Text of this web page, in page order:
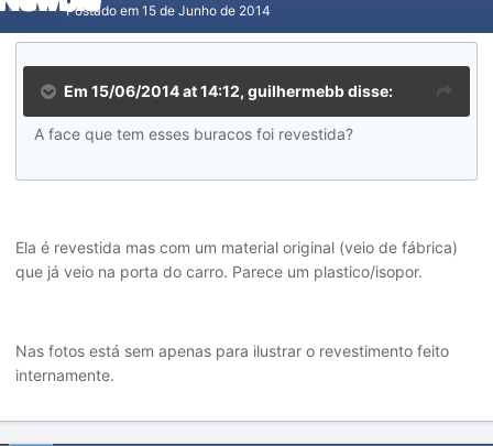
Postado em 15 de Junho de 2014
Em 15/06/2014 at 14:12, guilhermebb disse:
A face que tem esses buracos foi revestida?
Ela é revestida mas com um material original (veio de fábrica)
que já veio na porta do carro. Parece um plastico/isopor.
Nas fotos está sem apenas para ilustrar o revestimento feito
internamente.